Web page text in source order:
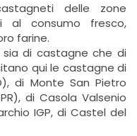
delle zone
al consumo fresco,
farine.
sia di castagne che di
qui le castagne di
di Monte San Pietro
di Casola Valsenio
IGP, di Castel del